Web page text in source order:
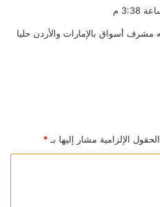
الحقول الإلزامية مشار إليها بـ *